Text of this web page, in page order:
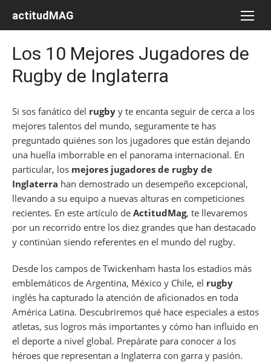
actitudMAG
Los 10 Mejores Jugadores de
Rugby de Inglaterra
Si sos fanático del rugby y te encanta seguir de cerca a los
mejores talentos del mundo, seguramente te has
preguntado quiénes son los jugadores que están dejando
una huella imborrable en el panorama internacional. En
particular, los mejores jugadores de rugby de
Inglaterra han demostrado un desempeño excepcional,
llevando a su equipo a nuevas alturas en competiciones
recientes. En este artículo de ActitudMag, te llevaremos
por un recorrido entre los diez grandes que han destacado
y continúan siendo referentes en el mundo del rugby.
Desde los campos de Twickenham hasta los estadios más
emblemáticos de Argentina, México y Chile, el rugby
inglés ha capturado la atención de aficionados en toda
América Latina. Descubriremos qué hace especiales a estos
atletas, sus logros más importantes y cómo han influido en
el deporte a nivel global. Prepárate para conocer a los
héroes que representan a Inglaterra con garra y pasión.